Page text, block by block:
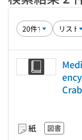
紙 図書